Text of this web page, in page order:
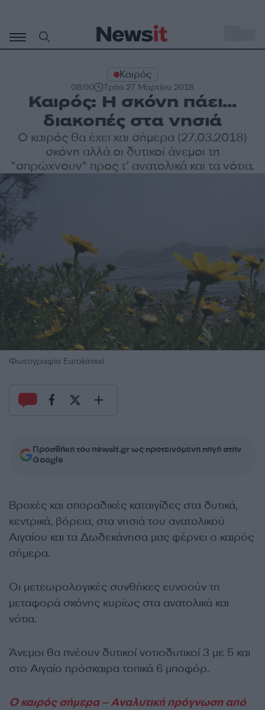
περιεχόμενο
Καιρός
08:00 Τρίτη 27 Μαρτίου 2018
Καιρός: Η σκόνη πάει…
διακοπές στα νησιά
Ο καιρός θα έχει και σήμερα (27.03.2018)
σκόνη αλλά οι δυτικοί άνεμοι τη
"σπρώχνουν" προς τ’ ανατολικά και τα νότια.
Φωτογραφία Eurokinissi
Προσθήκη του newsit.gr ως προτεινόμενη πηγή στην
Google
Βροχές και σποραδικές καταιγίδες στα δυτικά,
κεντρικά, βόρεια, στα νησιά του ανατολικού
Αιγαίου και τα Δωδεκάνησα μας φέρνει ο καιρός
σήμερα.
Οι μετεωρολογικές συνθήκες ευνοούν τη
μεταφορά σκόνης κυρίως στα ανατολικά και
νότια.
Άνεμοι θα πνέουν δυτικοί νοτιοδυτικοί 3 με 5 και
στο Αιγαίο πρόσκαιρα τοπικά 6 μποφόρ.
Ο καιρός σήμερα – Αναλυτική πρόγνωση από